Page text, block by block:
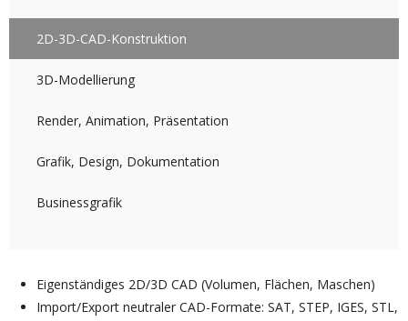
2D-3D-CAD-Konstruktion
3D-Modellierung
Render, Animation, Präsentation
Grafik, Design, Dokumentation
Businessgrafik
Eigenständiges 2D/3D CAD (Volumen, Flächen, Maschen)
Import/Export neutraler CAD-Formate: SAT, STEP, IGES, STL,